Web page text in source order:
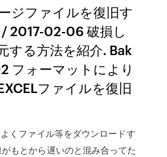
ジファイルを復旧す
/ 2017-02-06 破損し
する方法を紹介. Bak
フォーマットにより
ファイルを復旧
くファイル等をダウンロードす
もとから遅いのと混み合ってた